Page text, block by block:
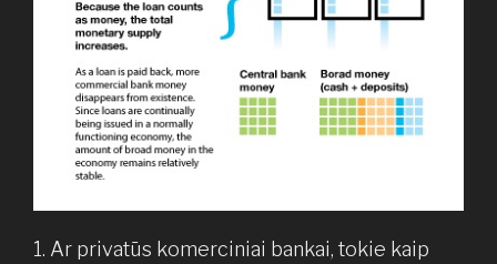
1. Ar privatūs komerciniai bankai, tokie kaip